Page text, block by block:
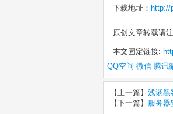
下载地址： http://
原创文章转载请
本文固定链接:
QQ空间 微信 腾讯
【上一篇】 浅谈黑
【下一篇】 服务器